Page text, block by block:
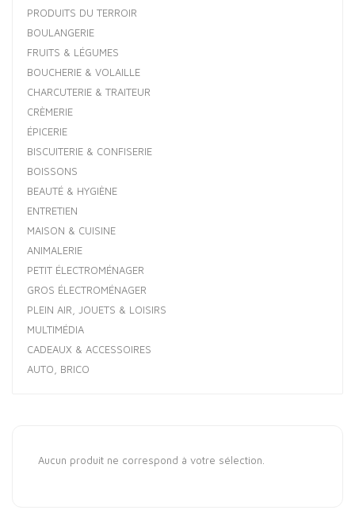
PRODUITS DU TERROIR
BOULANGERIE
FRUITS & LÉGUMES
BOUCHERIE & VOLAILLE
CHARCUTERIE & TRAITEUR
CRÈMERIE
ÉPICERIE
BISCUITERIE & CONFISERIE
BOISSONS
BEAUTÉ & HYGIÈNE
ENTRETIEN
MAISON & CUISINE
ANIMALERIE
PETIT ÉLECTROMÉNAGER
GROS ÉLECTROMÉNAGER
PLEIN AIR, JOUETS & LOISIRS
MULTIMÉDIA
CADEAUX & ACCESSOIRES
AUTO, BRICO
Aucun produit ne correspond à votre sélection.